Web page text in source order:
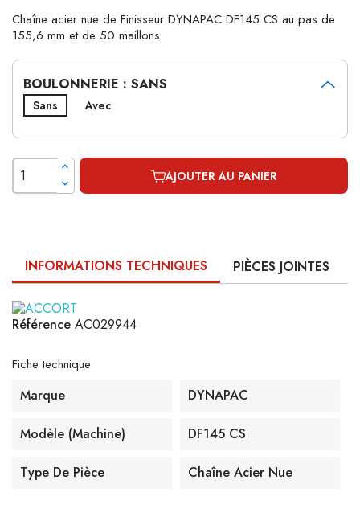
Chaîne acier nue de Finisseur DYNAPAC DF145 CS au pas de
155,6 mm et de 50 maillons
BOULONNERIE : SANS
Sans Avec
AJOUTER AU PANIER
INFORMATIONS TECHNIQUES PIÈCES JOINTES
Référence AC029944
Fiche technique
Marque DYNAPAC
Modèle (machine) DF145 CS
Type De Pièce Chaîne Acier Nue